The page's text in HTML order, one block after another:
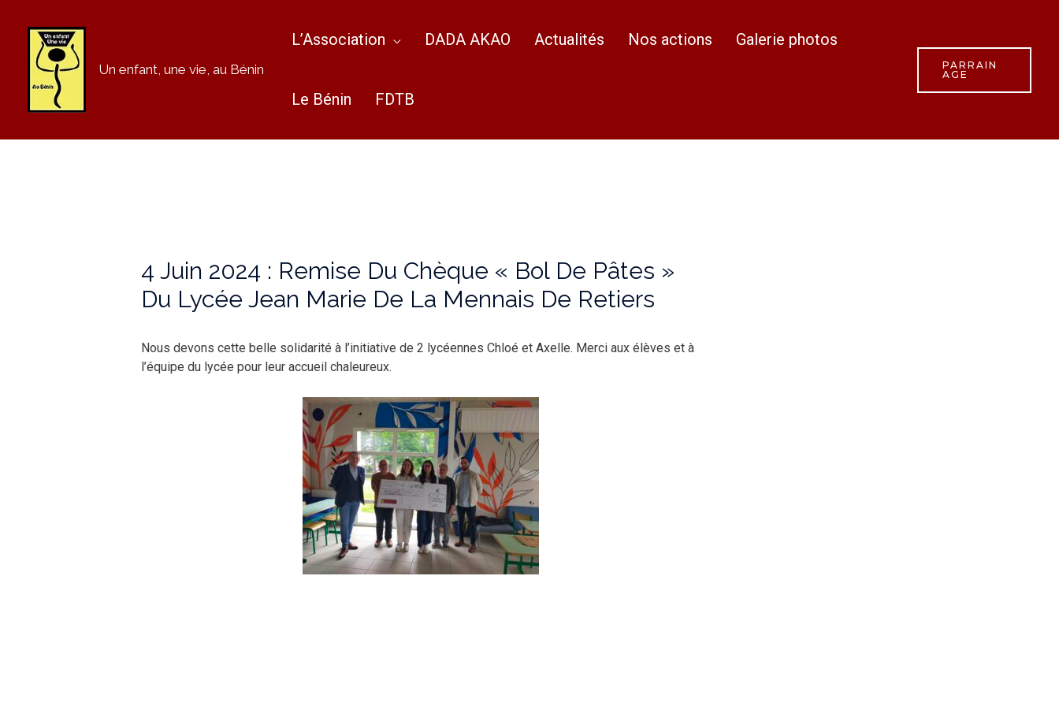
Un enfant, une vie, au Bénin
L’Association DADA AKAO Actualités Nos actions Galerie photos
Le Bénin FDTB
PARRAIN
AGE
4 Juin 2024 : Remise Du Chèque « Bol De Pâtes »
Du Lycée Jean Marie De La Mennais De Retiers
Nous devons cette belle solidarité à l’initiative de 2 lycéennes Chloé et Axelle. Merci aux élèves et à
l’équipe du lycée pour leur accueil chaleureux.